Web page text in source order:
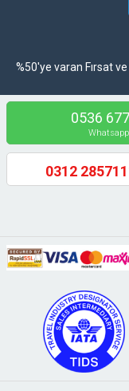
%50'ye varan Fırsat
0536
0312